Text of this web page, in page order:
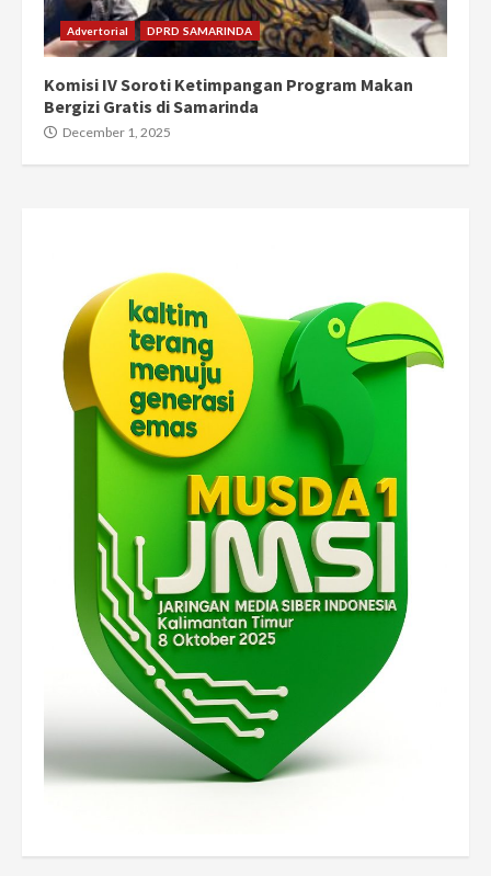
Advertorial DPRD SAMARINDA
Komisi IV Soroti Ketimpangan Program Makan
Bergizi Gratis di Samarinda
December 1, 2025